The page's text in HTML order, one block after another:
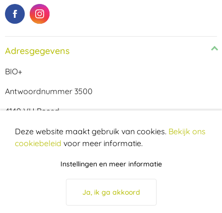
Cookie melding
Deze website maakt gebruik van cookies. Bekijk ons
cookiebeleid voor meer informatie.
Instellingen en meer informatie
Ja, ik ga akkoord
Adresgegevens
BIO+
Antwoordnummer 3500
4140 VH Beesd
Privacy policy Disclaimer